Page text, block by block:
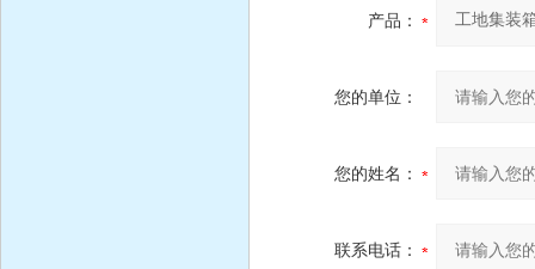
产品：
您的单位：
您的姓名：
联系电话：